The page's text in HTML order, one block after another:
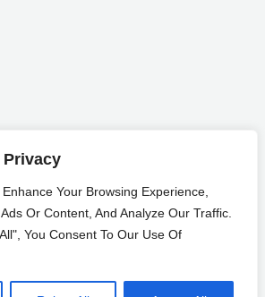
Privacy
Your Browsing Experience,
Or Content, And Analyze Our Traffic.
You Consent To Our Use Of